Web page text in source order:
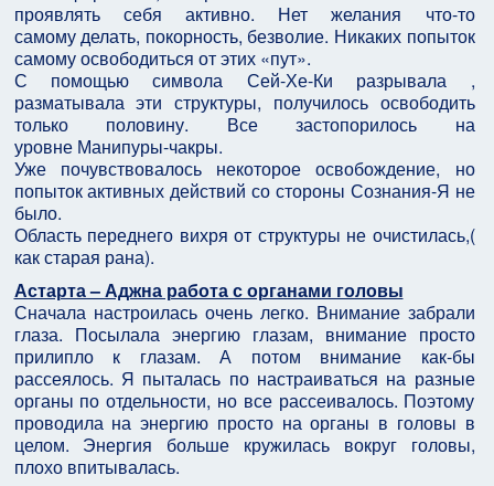
проявлять себя активно. Нет желания что-то
самому делать, покорность, безволие. Никаких попыток
самому освободиться от этих «пут».
С помощью символа Сей-Хе-Ки разрывала ,
разматывала эти структуры, получилось освободить
только половину. Все застопорилось на
уровне Манипуры-чакры.
Уже почувствовалось некоторое освобождение, но
попыток активных действий со стороны Сознания-Я не
было.
Область переднего вихря от структуры не очистилась,(
как старая рана).
Астарта – Аджна работа с органами головы
Сначала настроилась очень легко. Внимание забрали
глаза. Посылала энергию глазам, внимание просто
прилипло к глазам. А потом внимание как-бы
рассеялось. Я пыталась по настраиваться на разные
органы по отдельности, но все рассеивалось. Поэтому
проводила на энергию просто на органы в головы в
целом. Энергия больше кружилась вокруг головы,
плохо впитывалась.